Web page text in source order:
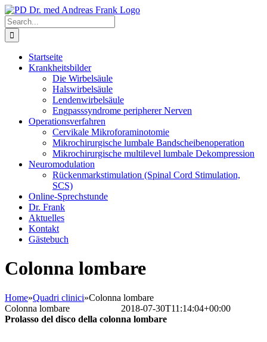
Skip
to
content
Search
for:
Startseite
Krankheitsbilder
Die Wirbelsäule
Halswirbelsäule
Lendenwirbelsäule
Engpasssyndrome peripherer Nerven
Operationsverfahren
Cervikale Mikroforaminotomie
Mikrochirurgische lumbale Bandscheibenoperation
Mikrochirurgische multilevel lumbale Dekompression
Neuromodulation
Rückenmarkstimulation (Spinal Cord Stimulation,
SCS)
Online-Sprechstunde
Dr. Frank
Aktuelles
Kontakt
Gästebuch
Colonna lombare
Home»Quadri clinici»Colonna lombare
Colonna lombare
2018-07-30T11:14:04+00:00
Prolasso del disco della colonna lombare